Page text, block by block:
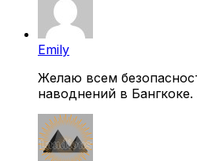
Emily
Желаю всем
наводнений в Бангкоке.